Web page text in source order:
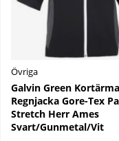
Övriga
Galvin Green
Regnjacka Gore-Tex
Stretch Herr Ames
Svart/Gunmetal/Vit